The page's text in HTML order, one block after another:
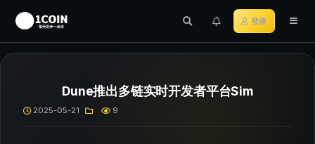
登录
Dune推出多链实时开发者平台Sim
2025-05-21 9